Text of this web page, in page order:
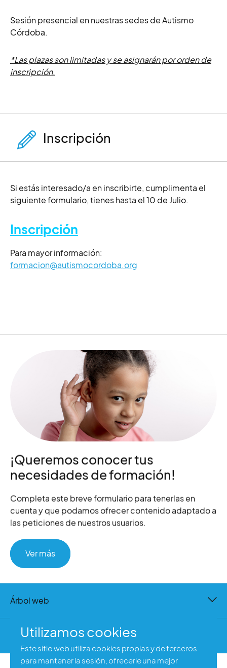
Sesión presencial en nuestras sedes de Autismo
Córdoba.
*Las plazas son limitadas y se asignarán por orden de
inscripción.
Inscripción
Si estás interesado/a en inscribirte, cumplimenta el
siguiente formulario, tienes hasta el 10 de Julio.
Inscripción
Para mayor información:
formacion@autismocordoba.org
¡Queremos conocer tus
necesidades de formación!
Completa este breve formulario para tenerlas en
cuenta y que podamos ofrecer contenido adaptado a
las peticiones de nuestros usuarios.
Ver más
Árbol web
Contacto
Utilizamos cookies
Este sitio web utiliza cookies propias y de terceros
para mantener la sesión, ofrecerle una mejor